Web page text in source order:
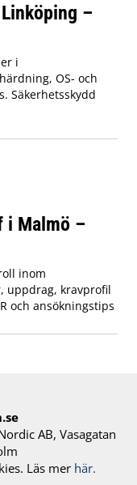
–
i
OS- och
Säkerhetsskydd
i Malmö –
inom
uppdrag, kravprofil
och ansökningstips
AB, Vasagatan
Läs mer här.